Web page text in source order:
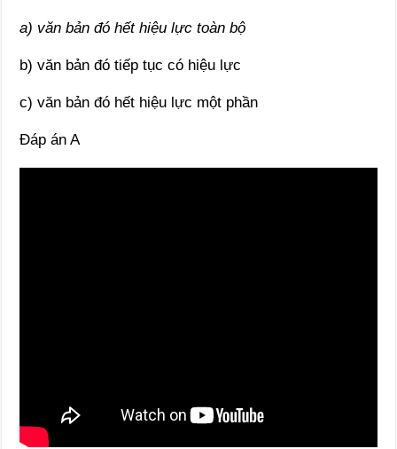
a) văn bản đó hết hiệu lực toàn bộ
b) văn bản đó tiếp tục có hiệu lực
c) văn bản đó hết hiệu lực một phần
Đáp án A